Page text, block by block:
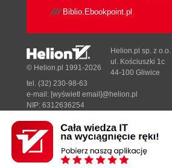
Biblio.Ebookpoint.pl
Designed with ♥ byTonik.pl
© Helion.pl 1991-2026
Helion.pl sp. z o.o.
ul. Kościuszki 1c
44-100 Gliwice
tel. (32) 230-98-63
e-mail: [wyświetl email]@helion.pl
NIP: 6312636254
Pełna wersja strony »